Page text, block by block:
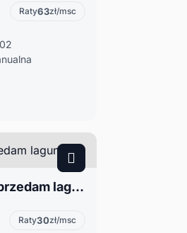
Raty63zł/msc
Renault Laguna II 1.9 Sprzedam lagunę lift
Raty30zł/msc